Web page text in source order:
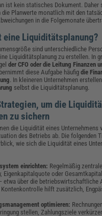
ist kein statisches Dokument. Daher
Planwerte monatlich mit den
in die Folgemonate
eine Liquiditätsplanung?
sind unterschiedliche
Liquiditätsplanung zu erstellen. In
der CFO oder die Leitung Finanzen
diese Aufgabe häufigdie
. In kleineren Unternehmen
selbst die Liquiditätsplanung.
um die
zu sichern
die Liquidität eines Unternehmens
des Betriebs ab. Die folgenden
wie sich die Liquidität eines
einrichten: Regelmäßig
Eigenkapitalquote oder
etwa über die betriebswirtschaftliche
Kontenkontrolle hilft zusätzlich,
optimieren:
stellen, Zahlungsziele